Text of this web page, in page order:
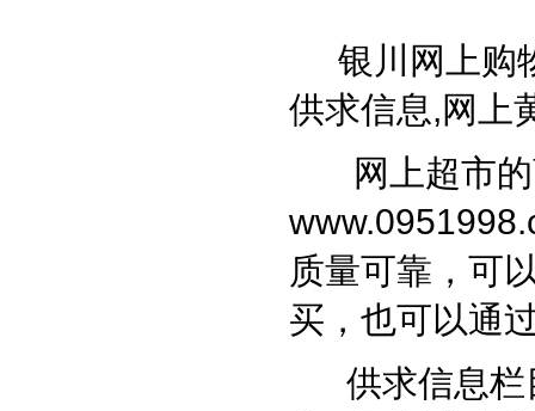
银川网上购
供求信息,网上
网上超市的
质量可靠，可
买，也可以通
供求信息栏